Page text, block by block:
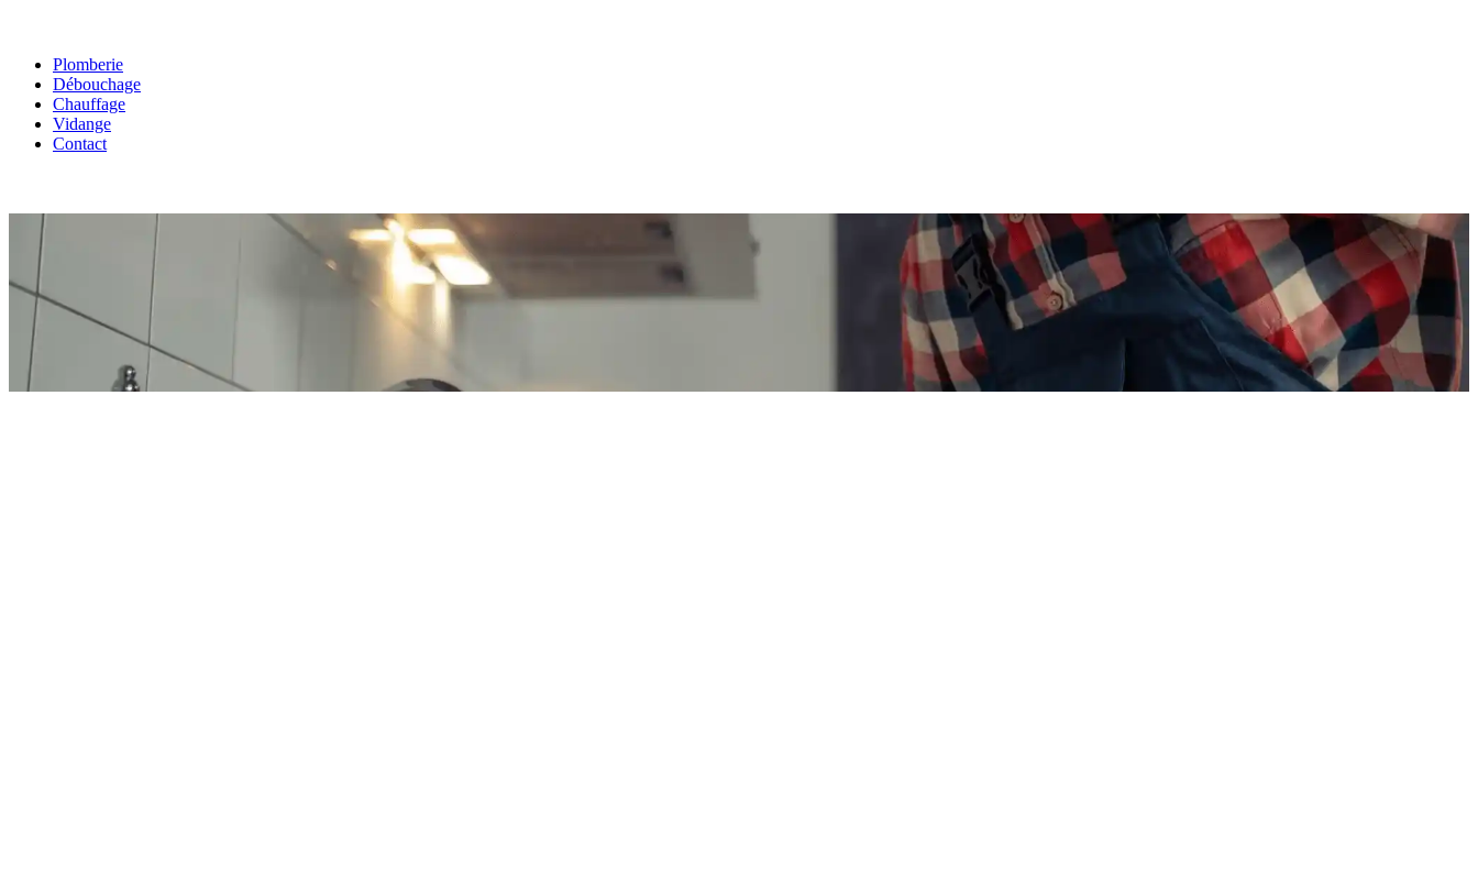
Plomberie
Débouchage
Chauffage
Vidange
Contact